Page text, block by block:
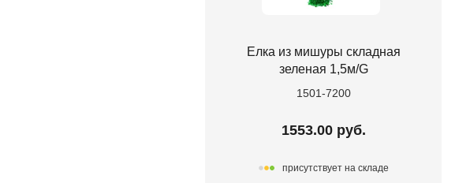
Елка из мишуры складная
зеленая 1,5м/G
1501-7200
1553.00 руб.
присутствует на складе